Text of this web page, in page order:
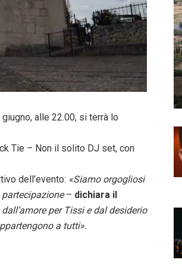
alle 22.00, si terrà lo
Tie – Non il solito DJ set, con
dell’evento: «Siamo orgogliosi
– dichiara il
per Tissi e dal desiderio
a tutti».